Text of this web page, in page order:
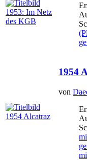
1954
von